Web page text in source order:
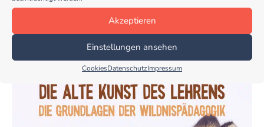
Akzeptieren
Einstellungen ansehen
CookiesDatenschutzImpressum